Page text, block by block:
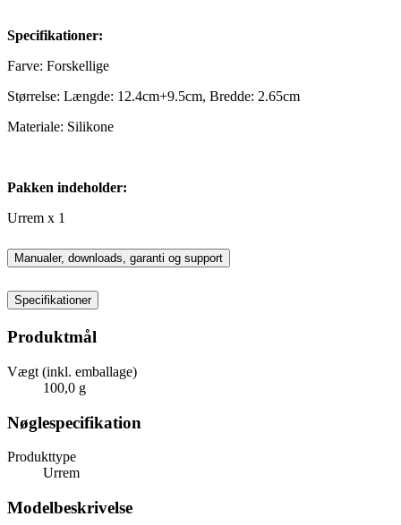
Specifikationer:
Farve: Forskellige
Størrelse: Længde: 12.4cm+9.5cm, Bredde: 2.65cm
Materiale: Silikone
Pakken indeholder:
Urrem x 1
Manualer, downloads, garanti og support
Specifikationer
Produktmål
Vægt (inkl. emballage)
100,0 g
Nøglespecifikation
Produkttype
Urrem
Modelbeskrivelse